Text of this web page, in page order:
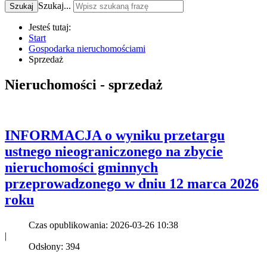
Szukaj Szukaj...
Jesteś tutaj:
Start
Gospodarka nieruchomościami
Sprzedaż
Nieruchomości - sprzedaż
INFORMACJA o wyniku przetargu
ustnego nieograniczonego na zbycie
nieruchomości gminnych
przeprowadzonego w dniu 12 marca 2026
roku
Czas opublikowania: 2026-03-26 10:38
|
Odsłony: 394